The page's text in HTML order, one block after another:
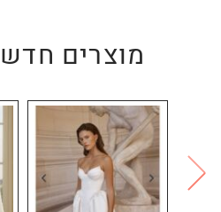
מוצרים